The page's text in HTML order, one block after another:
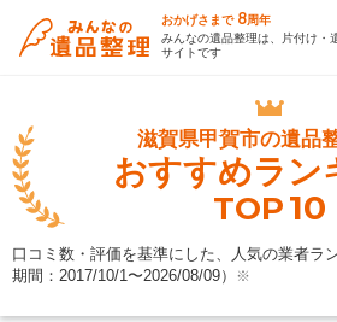
おかげさまで 8周年
みんなの遺品整理は、片付け・
サイトです
滋賀県甲賀市の遺品
おすすめラン
TOP10
口コミ数・評価を基準にした、人気の業者ラ
期間：2017/10/1〜2026/08/09） ※